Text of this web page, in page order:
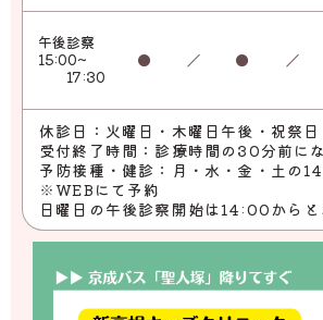
午後診察
15:00~
17:30
● ／ ● ／
休診日：火曜日・木曜日午後・祝祭日
受付終了時間：診療時間の30分前に
予防接種・健診：月・水・金・土の
※WEBにて予約
日曜日の午後診察開始は14:00からと